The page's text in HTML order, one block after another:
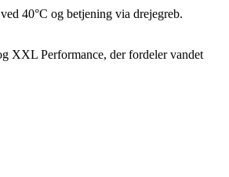
40°C og betjening via drejegreb.
XXL Performance, der fordeler vandet